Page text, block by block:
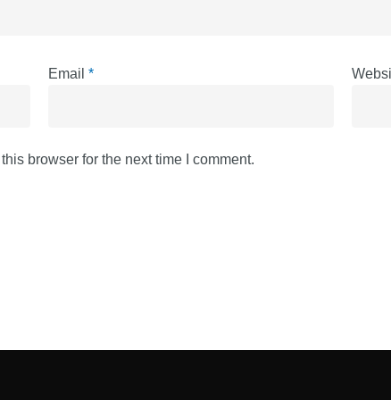
Email *
browser for the next time I comment.